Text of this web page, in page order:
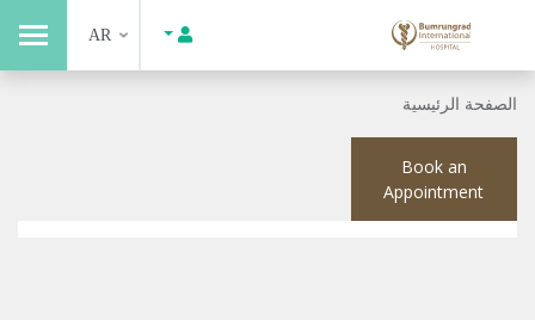
AR
الصفحة الرئيسية
Book an
Appointment